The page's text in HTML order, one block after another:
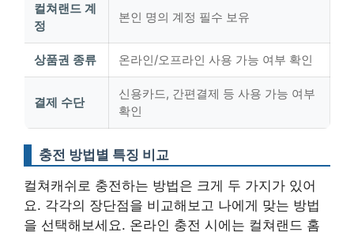
컬쳐랜드 계
정
본인 명의 계정 필수 보유
상품권 종류 온라인/오프라인 사용 가능 여부 확인
결제 수단
신용카드, 간편결제 등 사용 가능 여부
확인
충전 방법별 특징 비교
컬쳐캐쉬로 충전하는 방법은 크게 두 가지가 있어
요. 각각의 장단점을 비교해보고 나에게 맞는 방법
을 선택해보세요. 온라인 충전 시에는 컬쳐랜드 홈